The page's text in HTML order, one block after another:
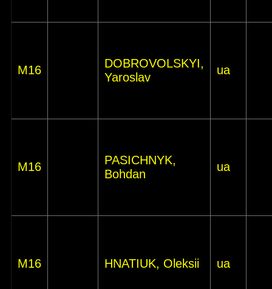
M16
DOBROVOLSKYI,
Yaroslav
ua
M16
PASICHNYK,
Bohdan
ua
M16 HNATIUK, Oleksii ua